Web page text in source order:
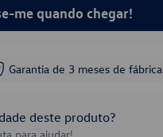
me quando chegar!
Garantia de 3 meses de fábrica
deste produto?